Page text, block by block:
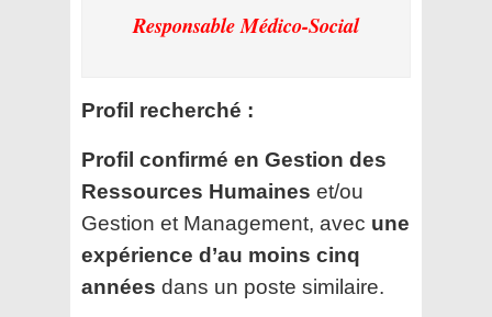
Responsable Médico-Social
Profil recherché :
Profil confirmé en Gestion des
Ressources Humaines et/ou
Gestion et Management, avec une
expérience d’au moins cinq
années dans un poste similaire.